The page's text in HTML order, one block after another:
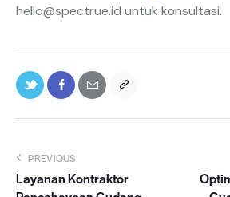
hello@spectrue.id untuk konsultasi.
PREVIOUS
Layanan Kontraktor